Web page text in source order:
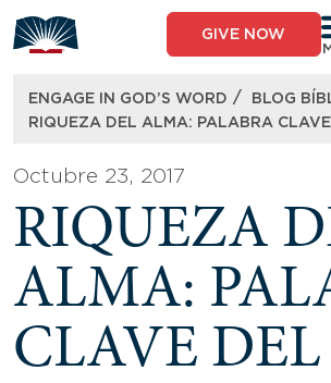
to
content
GIVE NOW
ENGAGE IN GOD’S WORD / BLOG
RIQUEZA DEL ALMA: PALABRA
Octubre 23, 2017
RIQUEZA
ALMA:
CLAVE